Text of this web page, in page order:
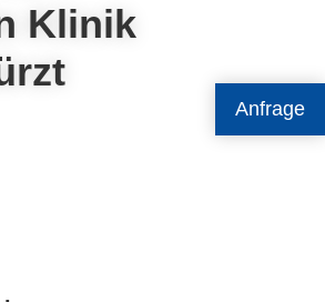
Anfrage
Klinik